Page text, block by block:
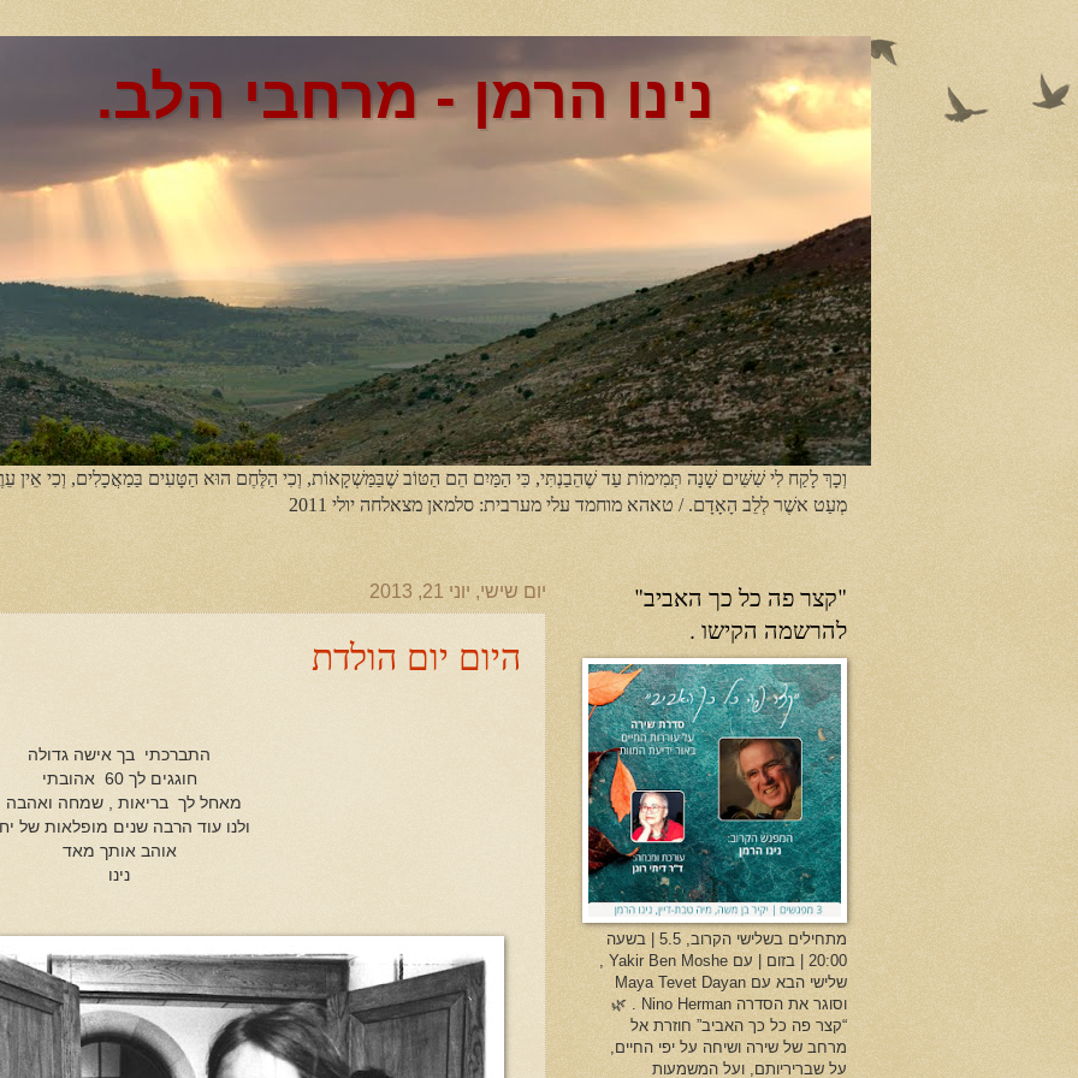
נינו הרמן - מרחבי הלב.
וְכָךְ לָקַח לִי שִׁשִּׁים שָׁנָה תְּמִימוֹת עַד שֶׁהֵבַנְתִּי, כִּי הַמַּיִם הֵם הַטּוֹב שֶׁבַּמַּשְׁקָאוֹת, וְכִי הַלֶּחֶם הוּא הַטָּעִים בַּמַאֲכָלִים, וְכִי אֵין
מְעַט אשֶׁר לְלֵב הָאָדָם. / טאהא מוחמד עלי מערבית: סלמאן מצאלחה יולי 2011
יום שישי, יוני 21, 2013
היום יום הולדת
התברכתי בך אישה גדולה
חוגגים לך 60 אהובתי
מאחל לך בריאות , שמחה ואהבה
ולנו עוד הרבה שנים מופלאות של
אוהב אותך מאד
נינו
"קצר פה כל כך האביב"
להרשמה הקישו .
מתחילים בשלישי הקרוב, 5.5 | בשעה
20:00 | בזום | עם Yakir Ben Moshe ,
שלישי הבא עם Maya Tevet Dayan
וסוגר את הסדרה Nino Herman . 🌿
“קצר פה כל כך האביב” חוזרת אל
מרחב של שירה ושיחה על יפי החיים,
על שבריריותם, ועל המשמעות